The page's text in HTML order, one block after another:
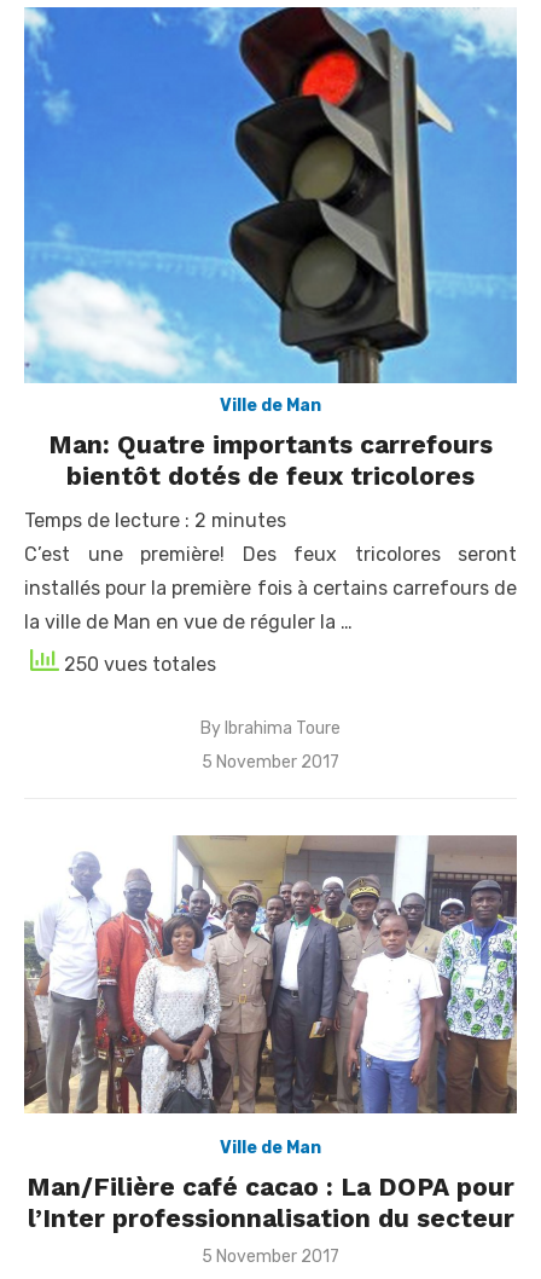
Ville de Man
Man: Quatre importants carrefours
bientôt dotés de feux tricolores
Temps de lecture : 2 minutes
C’est une première! Des feux tricolores seront
installés pour la première fois à certains carrefours de
la ville de Man en vue de réguler la …
250 vues totales
By Ibrahima Toure
Posted
5 November 2017
Ville de Man
Man/Filière café cacao : La DOPA pour
l’Inter professionnalisation du secteur
Posted
5 November 2017